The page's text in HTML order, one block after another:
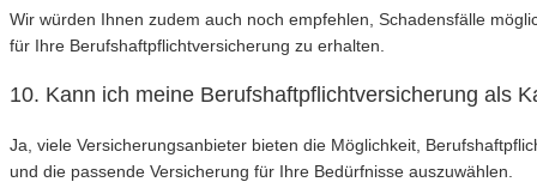
Wir würden Ihnen zudem auch noch empfehlen, Schadensfälle
für Ihre Berufshaftpflichtversicherung zu erhalten.
10. Kann ich meine Berufshaftpflichtversicherung als
Ja, viele Versicherungsanbieter bieten die Möglichkeit,
und die passende Versicherung für Ihre Bedürfnisse auszuwählen.